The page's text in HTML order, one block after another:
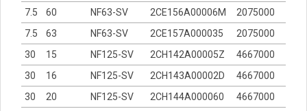
7.5
60 NF63-SV 2CE156A00006M
2075000
7.5
63 NF63-SV 2CE157A000035
2075000
30
15 NF125-SV 2CH142A00005Z
4667000
30
16 NF125-SV 2CH143A00002D
4667000
30
20 NF125-SV 2CH144A000060
4667000